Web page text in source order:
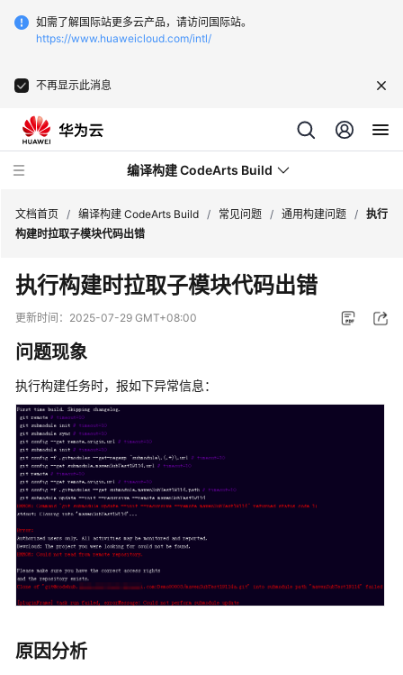
如需了解国际站更多云产品，请访问国际站。
https://www.huaweicloud.com/intl/
不再显示此消息
编译构建 CodeArts Build
最
新
动
品
介
绍
计
费
说
明
快
速
文档首页 / 编译构建 CodeArts Build / 常见问题 / 通用构建问题 / 执行
构建时拉取子模块代码出错
执行构建时拉取子模块代码出错
更新时间： 2025-07-29 GMT+08:00
问题现象
执行构建任务时，报如下异常信息：
原因分析